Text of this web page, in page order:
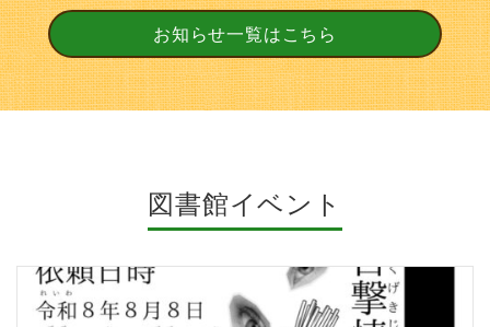
お知らせ一覧はこちら
図書館イベント